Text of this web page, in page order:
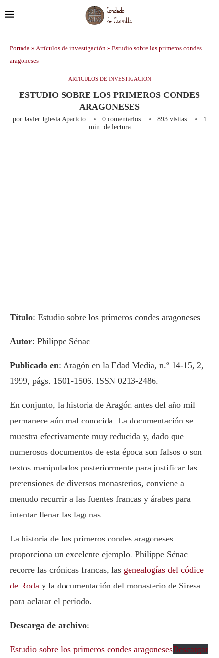
Portada » Artículos de investigación » Estudio sobre los primeros condes
aragoneses
ARTÍCULOS DE INVESTIGACIÓN
ESTUDIO SOBRE LOS PRIMEROS CONDES
ARAGONESES
por Javier Iglesia Aparicio 0 comentarios 893visitas
1
min. de lectura
Título: Estudio sobre los primeros condes aragoneses
Autor: Philippe Sénac
Publicado en: Aragón en la Edad Media, n.º 14-15, 2,
1999, págs. 1501-1506. ISSN 0213-2486.
En conjunto, la historia de Aragón antes del año mil
permanece aún mal conocida. La documentación se
muestra efectivamente muy reducida y, dado que
numerosos documentos de esta época son falsos o son
textos manipulados posteriormente para justificar las
pretensiones de diversos monasterios, conviene a
menudo recurrir a las fuentes francas y árabes para
intentar llenar las lagunas.
La historia de los primeros condes aragoneses
proporciona un excelente ejemplo. Philippe Sénac
recorre las crónicas francas, las genealogías del códice
de Roda y la documentación del monasterio de Siresa
para aclarar el período.
Descarga de archivo:
Estudio sobre los primeros condes aragonesesDescargar